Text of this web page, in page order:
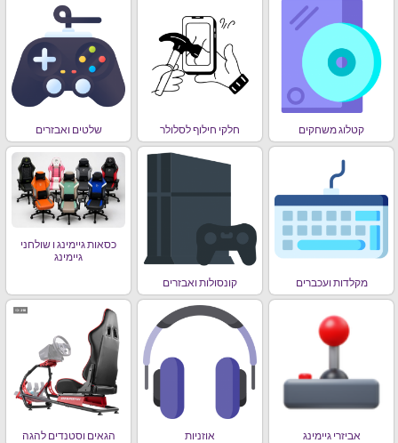
קטלוג משחקים חלקי חילוף לסלולר שלטים ואבזרים
מקלדות ועכברים קונסולות ואבזרים
כסאות גיימינג ו שולחני
גיימינג
אביזרי גיימינג אוזניות הגאים וסטנדים להגה